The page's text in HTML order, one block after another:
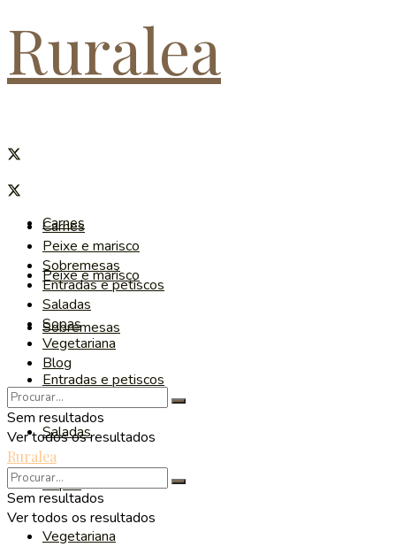
Ruralea
Carnes
Peixe e marisco
Sobremesas
Entradas e petiscos
Saladas
Sopas
Vegetariana
Carnes
Peixe e marisco
Sobremesas
Entradas e petiscos
Saladas
Sopas
Vegetariana
Blog
Sem resultados
Ver todos os resultados
Ruralea
Sem resultados
Ver todos os resultados